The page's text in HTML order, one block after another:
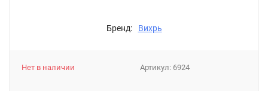
Бренд: Вихрь
Артикул: 6924
Нет в наличии